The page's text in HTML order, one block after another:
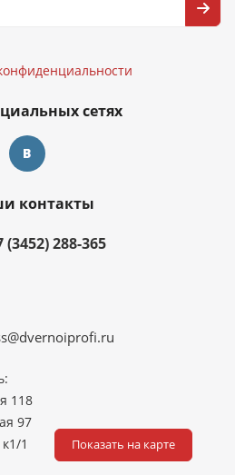
сетях
контакты
(3452) 288-365
118
97
1
Показать на карте